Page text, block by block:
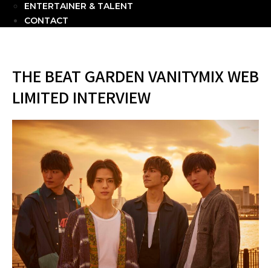
ENTERTAINER & TALENT
CONTACT
THE BEAT GARDEN VANITYMIX WEB
LIMITED INTERVIEW